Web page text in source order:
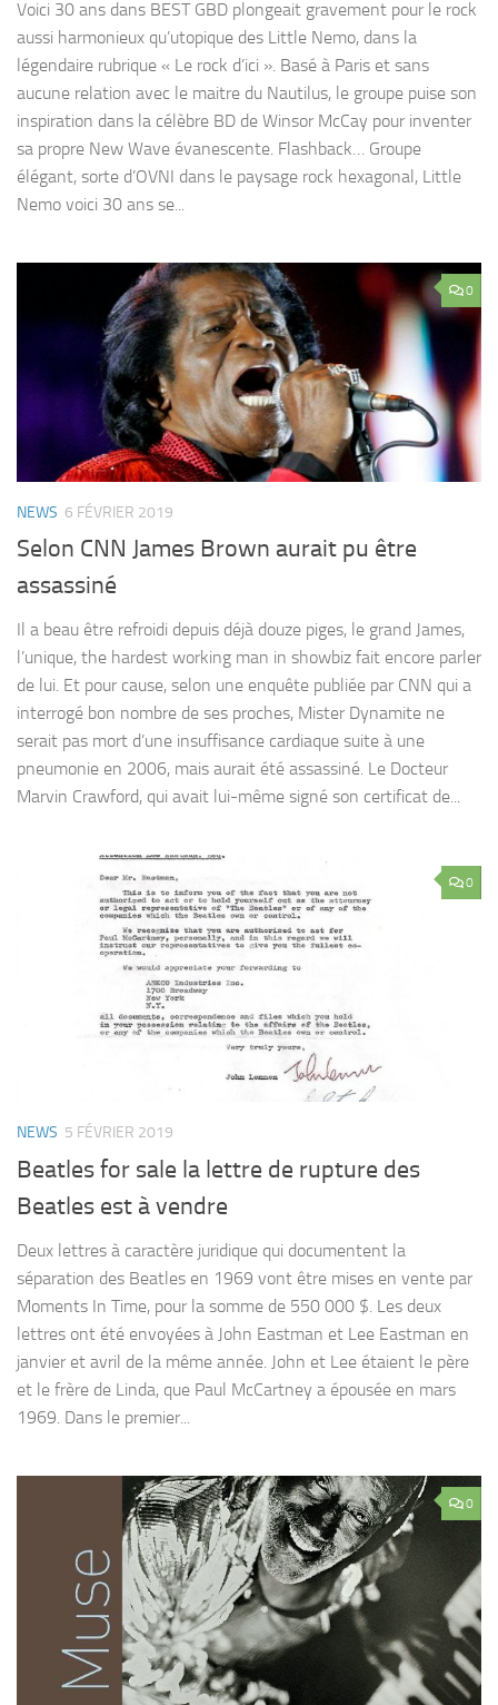
Voici 30 ans dans BEST GBD plongeait gravement pour le rock
aussi harmonieux qu’utopique des Little Nemo, dans la
légendaire rubrique « Le rock d’ici ». Basé à Paris et sans
aucune relation avec le maitre du Nautilus, le groupe puise son
inspiration dans la célèbre BD de Winsor McCay pour inventer
sa propre New Wave évanescente. Flashback… Groupe
élégant, sorte d’OVNI dans le paysage rock hexagonal, Little
Nemo voici 30 ans se...
0
NEWS 6 FÉVRIER 2019
Selon CNN James Brown aurait pu être
assassiné
Il a beau être refroidi depuis déjà douze piges, le grand James,
l’unique, the hardest working man in showbiz fait encore parler
de lui. Et pour cause, selon une enquête publiée par CNN qui a
interrogé bon nombre de ses proches, Mister Dynamite ne
serait pas mort d’une insuffisance cardiaque suite à une
pneumonie en 2006, mais aurait été assassiné. Le Docteur
Marvin Crawford, qui avait lui-même signé son certificat de...
0
NEWS 5 FÉVRIER 2019
Beatles for sale la lettre de rupture des
Beatles est à vendre
Deux lettres à caractère juridique qui documentent la
séparation des Beatles en 1969 vont être mises en vente par
Moments In Time, pour la somme de 550 000 $. Les deux
lettres ont été envoyées à John Eastman et Lee Eastman en
janvier et avril de la même année. John et Lee étaient le père
et le frère de Linda, que Paul McCartney a épousée en mars
1969. Dans le premier...
0